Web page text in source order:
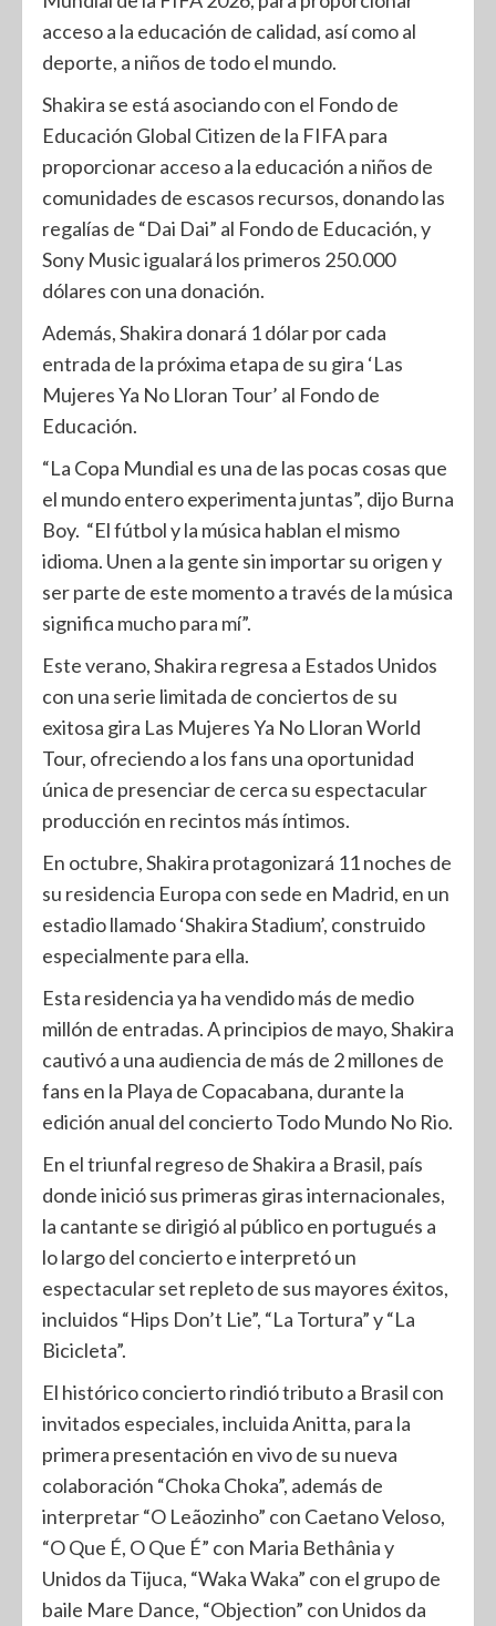
acceso a la educación de calidad, así como al
deporte, a niños de todo el mundo.
Shakira se está asociando con el Fondo de
Educación Global Citizen de la FIFA para
proporcionar acceso a la educación a niños de
comunidades de escasos recursos, donando las
regalías de “Dai Dai” al Fondo de Educación, y
Sony Music igualará los primeros 250.000
dólares con una donación.
Además, Shakira donará 1 dólar por cada
entrada de la próxima etapa de su gira ‘Las
Mujeres Ya No Lloran Tour’ al Fondo de
Educación.
“La Copa Mundial es una de las pocas cosas que
el mundo entero experimenta juntas”, dijo Burna
Boy. “El fútbol y la música hablan el mismo
idioma. Unen a la gente sin importar su origen y
ser parte de este momento a través de la música
significa mucho para mí”.
Este verano, Shakira regresa a Estados Unidos
con una serie limitada de conciertos de su
exitosa gira Las Mujeres Ya No Lloran World
Tour, ofreciendo a los fans una oportunidad
única de presenciar de cerca su espectacular
producción en recintos más íntimos.
En octubre, Shakira protagonizará 11 noches de
su residencia Europa con sede en Madrid, en un
estadio llamado ‘Shakira Stadium’, construido
especialmente para ella.
Esta residencia ya ha vendido más de medio
millón de entradas. A principios de mayo, Shakira
cautivó a una audiencia de más de 2 millones de
fans en la Playa de Copacabana, durante la
edición anual del concierto Todo Mundo No Rio.
En el triunfal regreso de Shakira a Brasil, país
donde inició sus primeras giras internacionales,
la cantante se dirigió al público en portugués a
lo largo del concierto e interpretó un
espectacular set repleto de sus mayores éxitos,
incluidos “Hips Don’t Lie”, “La Tortura” y “La
Bicicleta”.
El histórico concierto rindió tributo a Brasil con
invitados especiales, incluida Anitta, para la
primera presentación en vivo de su nueva
colaboración “Choka Choka”, además de
interpretar “O Leãozinho” con Caetano Veloso,
“O Que É, O Que É” con Maria Bethânia y
Unidos da Tijuca, “Waka Waka” con el grupo de
baile Mare Dance, “Objection” con Unidos da